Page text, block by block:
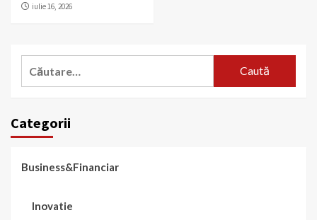
iulie 16, 2026
Categorii
Business&Financiar
Inovatie